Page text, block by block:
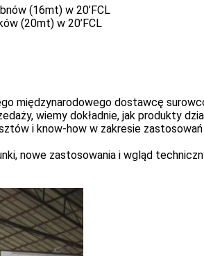
(16mt) w 20’FCL
(20mt) w 20’FCL
międzynarodowego dostawcę
wiemy dokładnie, jak produkty
i know-how w zakresie
nowe zastosowania i wgląd